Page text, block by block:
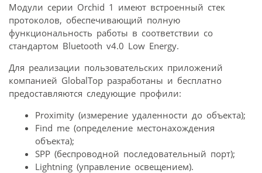
Модули серии Orchid 1 имеют встроенный стек
протоколов, обеспечивающий полную
функциональность работы в соответствии со
стандартом Bluetooth v4.0 Low Energy.
Для реализации пользовательских приложений
компанией GlobalTop разработаны и бесплатно
предоставляются следующие профили:
Proximity (измерение удаленности до объекта);
Find me (определение местонахождения
объекта);
SPP (беспроводной последовательный порт);
Lightning (управление освещением).